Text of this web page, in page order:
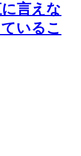
言えな
いるこ